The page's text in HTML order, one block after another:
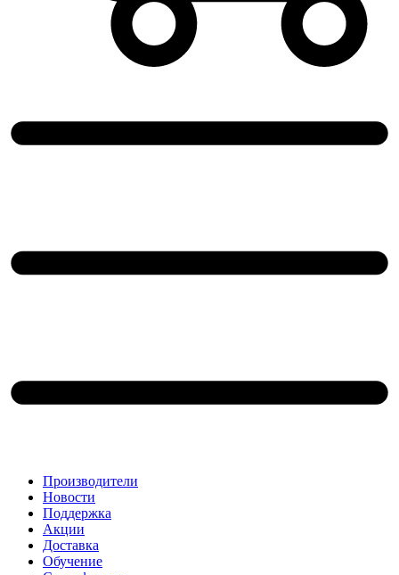
Производители
Новости
Поддержка
Акции
Доставка
Обучение